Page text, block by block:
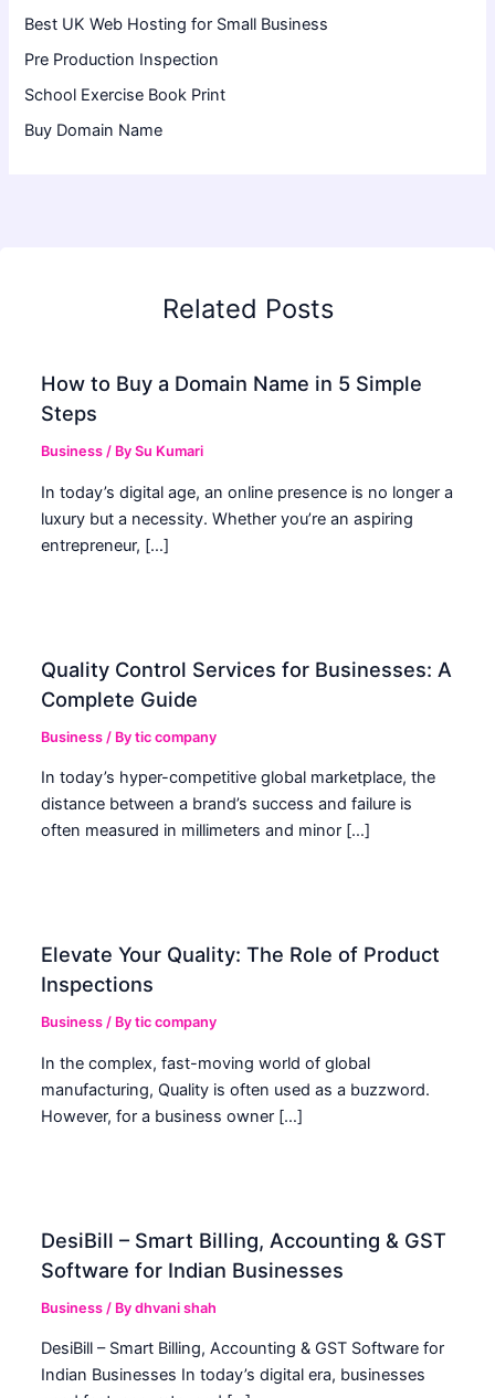
Best UK Web Hosting for Small Business
Pre Production Inspection
School Exercise Book Print
Buy Domain Name
Related Posts
How to Buy a Domain Name in 5 Simple
Steps
Business / BySu Kumari
In today’s digital age, an online presence is no longer a
luxury but a necessity. Whether you’re an aspiring
entrepreneur, […]
Quality Control Services for Businesses: A
Complete Guide
Business / Bytic company
In today’s hyper-competitive global marketplace, the
distance between a brand’s success and failure is
often measured in millimeters and minor […]
Elevate Your Quality: The Role of Product
Inspections
Business / Bytic company
In the complex, fast-moving world of global
manufacturing, Quality is often used as a buzzword.
However, for a business owner […]
DesiBill – Smart Billing, Accounting & GST
Software for Indian Businesses
Business / Bydhvani shah
DesiBill – Smart Billing, Accounting & GST Software for
Indian Businesses In today’s digital era, businesses